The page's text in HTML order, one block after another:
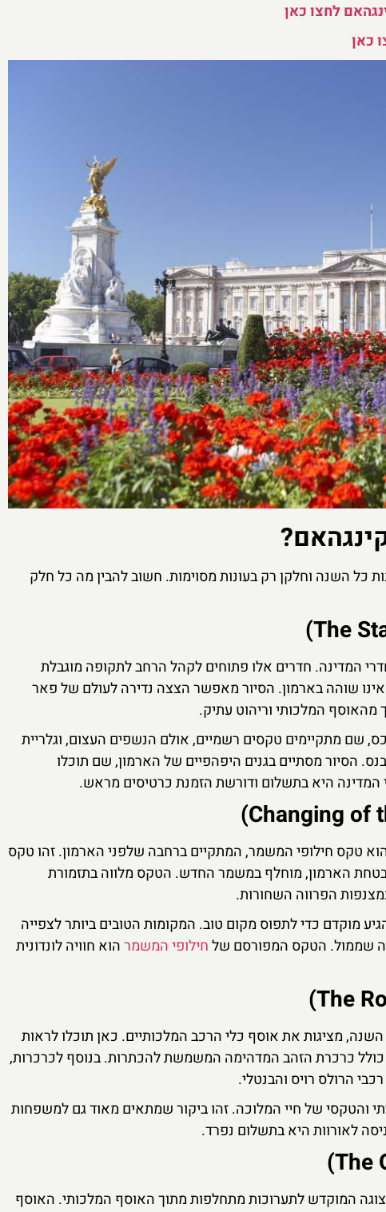
לחצו כאן
כאן
כל השנה וחלקן רק בעונות מסוימות. חשוב להבין מה כל חלק
המרכזית בתוך הארמון היא הסיור ב-19 חדרי המדינה. חדרים אלו פתוחים לקהל הרחב לתקופה מוגבלת
שוהה בארמון. הסיור מאפשר הצצה נדירה לעולם של פאר
מהאוסף המלכותי וריהוט עתיק.
שם מתקיימים טקסים רשמיים, אולם הנשפים העצום, וגלריית
הסיור מסתיים בגנים היפהפיים של הארמון, שם תוכלו
היא בתשלום ודורשת הזמנת כרטיסים מראש.
הוא טקס חילופי המשמר, המתקיים ברחבה שלפני הארמון. זהו טקס
הארמון, מוחלף במשמר החדש. הטקס מלווה בתזמורת
הפרווה השחורות.
מוקדם כדי לתפוס מקום טוב. המקומות הטובים ביותר לצפייה
שממול. הטקס המפורסם שלחילופי המשמרהוא חוויה לונדונית
מציגות את אוסף כלי הרכב המלכותיים. כאן תוכלו לראות
כרכרת הזהב המדהימה המשמשת להכתרות. בנוסף לכרכרות,
הרולס רויס והבנטלי.
והטקסי של חיי המלוכה. זהו ביקור שמתאים מאוד גם למשפחות
לאורוות היא בתשלום נפרד.
המוקדש לתערוכות מתחלפות מתוך האוסף המלכותי. האוסף